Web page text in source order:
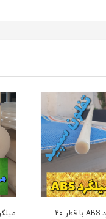
میلگرد ABS با قطر 2۰